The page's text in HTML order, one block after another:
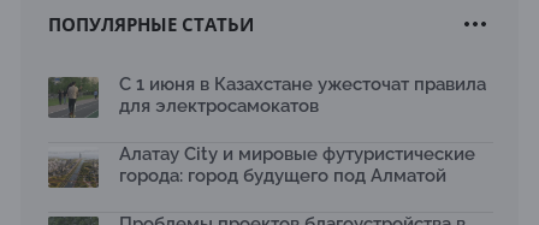
Новый Строительный кодекс: что изменилось для
Бауыржана Байбахтиева
17.07.2026
рободоставки в Астане
15.07.2026
ПОПУЛЯРНЫЕ СТАТЬИ
С 1 июня в Казахстане ужесточат правила
для электросамокатов
Алатау City и мировые футуристические
города: город будущего под Алматой